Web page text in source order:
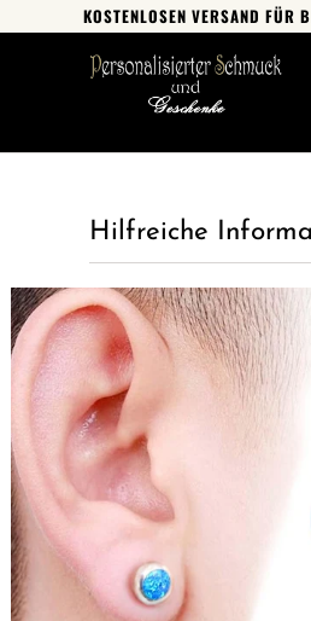
KOSTENLOSEN VERSAND FÜR
Hilfreiche